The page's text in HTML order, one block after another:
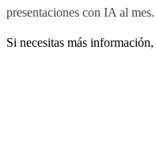
presentaciones con IA al mes.
Si necesitas más información,